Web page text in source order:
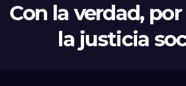
Con la verdad,
la justicia